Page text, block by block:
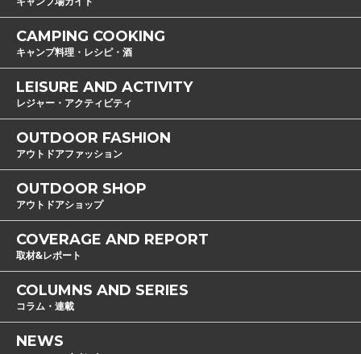
CAMPING COOKING
キャンプ料理・レシピ・酒
LEISURE AND ACTIVITY
レジャー・アクティビティ
OUTDOOR FASHION
アウトドアファッション
OUTDOOR SHOP
アウトドアショップ
COVERAGE AND REPORT
取材&レポート
COLUMNS AND SERIES
コラム・連載
NEWS